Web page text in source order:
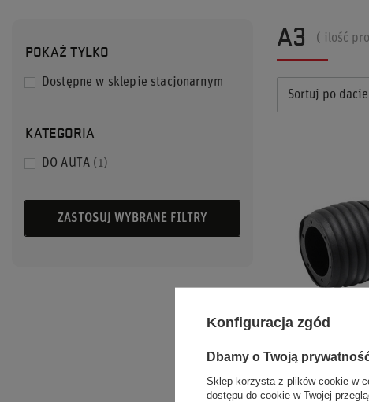
POKAŻ TYLKO
Dostępne w sklepie stacjonarnym
KATEGORIA
DO AUTA 1
ZASTOSUJ WYBRANE FILTRY
A3 ( ilość
Sortuj po
NABA SPARCO
PORSCHE /
Konfiguracja zgód
Dbamy o Twoją
Sklep korzysta z plików cookie w
dostępu do cookie w Twojej